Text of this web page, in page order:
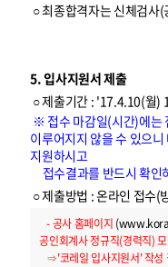
○ 최종합격자는 신체검사
5. 입사지원서 제출
○ 제출기간 : '17.4.10(월)
※ 접수 마감일(시간)에는
이루어지지 않을 수 있으
지원하시고
접수결과를 반드시 확인
○ 제출방법 : 온라인 접수(
- 공사 홈페이지
공인회계사 정규직(경력직)
⇒'코레일 입사지원서' 작성